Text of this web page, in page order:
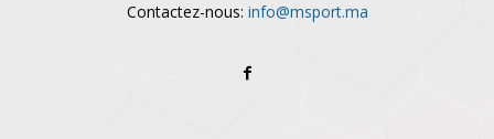
Contactez-nous: info@msport.ma